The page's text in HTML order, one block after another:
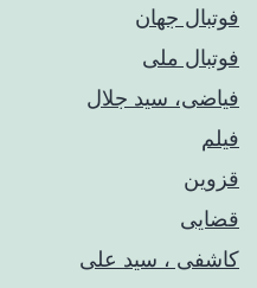
فوتبال جهان
فوتبال ملی
فیاضی، سید جلال
فیلم
قزوین
قضایی
کاشفی ، سید علی